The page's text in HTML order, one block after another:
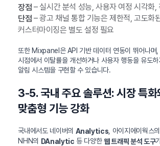
장점 – 실시간 분석 성능, 사용자 여정 시각화,
단점 – 광고 채널 통합 기능은 제한적, 고도화
커스터마이징은 별도 설정 필요
또한 Mixpanel은 API 기반 데이터 연동이 뛰어나며,
시점에서 이탈률을 개선하거나 사용자 행동을 유도
알림 시스템을 구현할 수 있습니다.
3-5. 국내 주요 솔루션: 시장 특화
맞춤형 기능 강화
국내에서도 네이버의 Analytics, 아이지에이웍스의
NHN의
DAnalytic 등 다양한웹 트래픽 분석 도구